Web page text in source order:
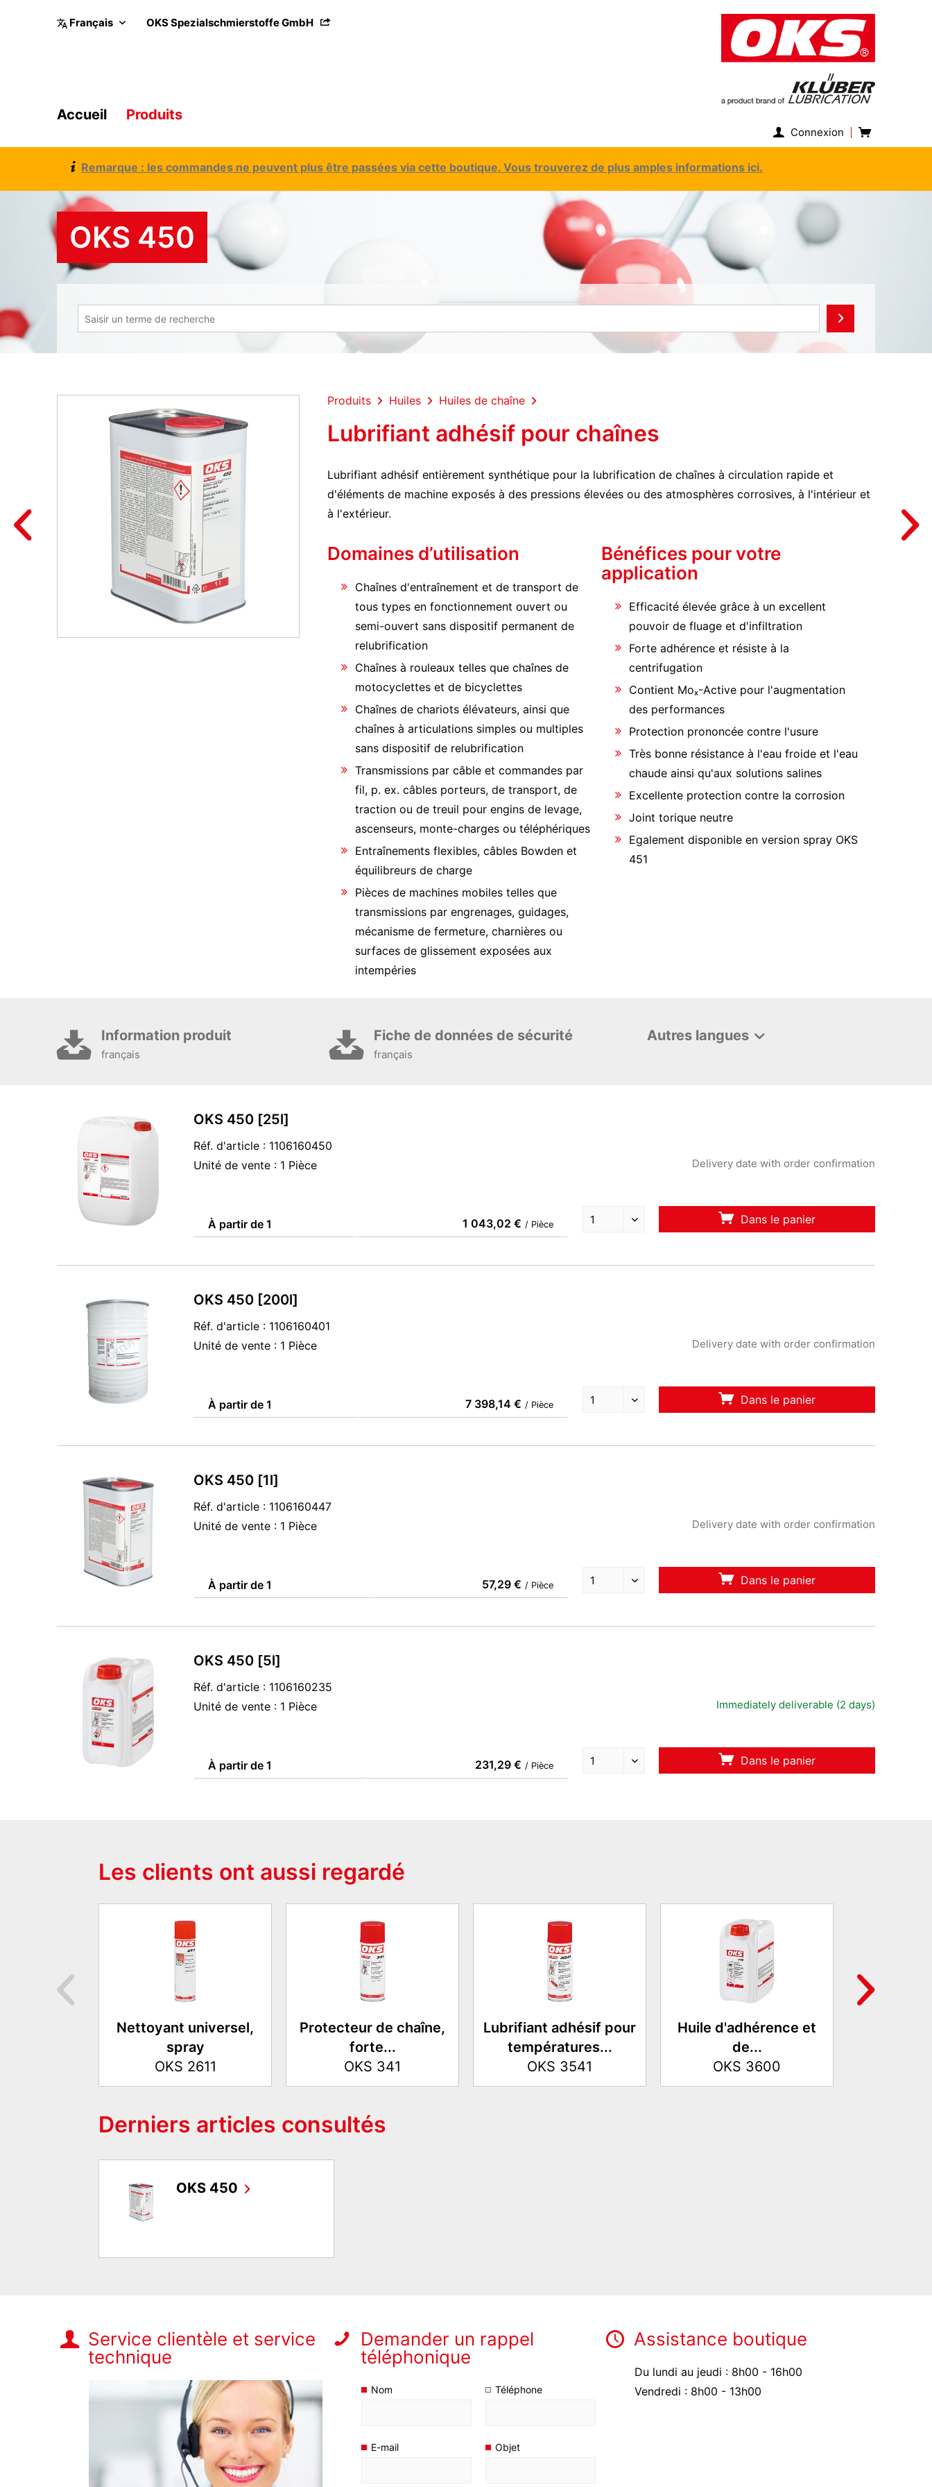
OKS Spezialschmierstoffe GmbH
Accueil Produits
Connexion
Remarque : les commandes ne peuvent plus être passées via cette boutique. Vous trouverez de plus amples informations ici.
OKS 450
Produits Huiles Huiles de chaîne
Lubrifiant adhésif pour chaînes
Lubrifiant adhésif entièrement synthétique pour la lubrification de chaînes à circulation rapide et
d'éléments de machine exposés à des pressions élevées ou des atmosphères corrosives, à l'intérieur et
à l'extérieur.
Domaines d’utilisation
Chaînes d'entraînement et de transport de
tous types en fonctionnement ouvert ou
semi-ouvert sans dispositif permanent de
relubrification
Chaînes à rouleaux telles que chaînes de
motocyclettes et de bicyclettes
Chaînes de chariots élévateurs, ainsi que
chaînes à articulations simples ou multiples
sans dispositif de relubrification
Transmissions par câble et commandes par
fil, p. ex. câbles porteurs, de transport, de
traction ou de treuil pour engins de levage,
ascenseurs, monte-charges ou téléphériques
Entraînements flexibles, câbles Bowden et
équilibreurs de charge
Pièces de machines mobiles telles que
transmissions par engrenages, guidages,
mécanisme de fermeture, charnières ou
surfaces de glissement exposées aux
intempéries
Bénéfices pour votre
application
Efficacité élevée grâce à un excellent
pouvoir de fluage et d'infiltration
Forte adhérence et résiste à la
centrifugation
Contient Moₓ-Active pour l'augmentation
des performances
Protection prononcée contre l'usure
Très bonne résistance à l'eau froide et l'eau
chaude ainsi qu'aux solutions salines
Excellente protection contre la corrosion
Joint torique neutre
Egalement disponible en version spray OKS
451
Information produit
français
Fiche de données de sécurité
français
Autres langues
OKS 450 [25l]
Réf. d'article : 1106160450
Unité de vente : 1 Pièce
À partir de 1 1 043,02 € / Pièce
Delivery date with order confirmation
Dans le panier
OKS 450 [200l]
Réf. d'article : 1106160401
Unité de vente : 1 Pièce
À partir de 1 7 398,14 € / Pièce
Delivery date with order confirmation
Dans le panier
OKS 450 [1l]
Réf. d'article : 1106160447
Unité de vente : 1 Pièce
À partir de 1 57,29 € / Pièce
Delivery date with order confirmation
Dans le panier
OKS 450 [5l]
Réf. d'article : 1106160235
Unité de vente : 1 Pièce
À partir de 1 231,29 € / Pièce
Immediately deliverable (2 days)
Dans le panier
Les clients ont aussi regardé
Nettoyant universel,
spray
OKS 2611
Protecteur de chaîne,
forte...
OKS 341
Lubrifiant adhésif pour
températures...
OKS 3541
Huile d'adhérence et
de...
OKS 3600
Derniers articles consultés
OKS 450
Service clientèle et service
technique
Demander un rappel
téléphonique
Nom Téléphone
E-mail Objet
Assistance boutique
Du lundi au jeudi : 8h00 - 16h00
Vendredi : 8h00 - 13h00